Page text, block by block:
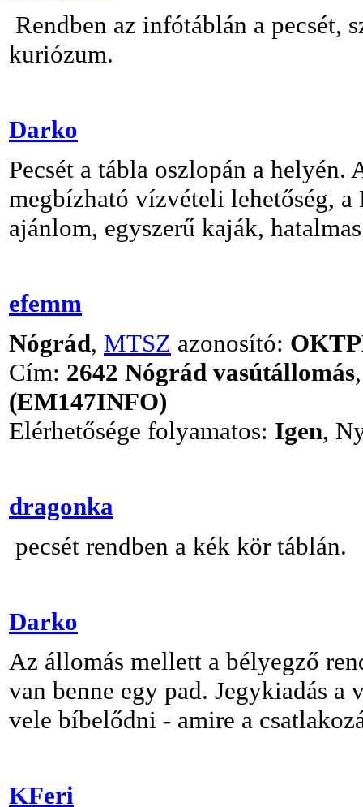
Rendben az infótáblán a pecsét,
kuriózum.
Darko
Pecsét a tábla oszlopán a helyén.
megbízható vízvételi lehetőség,
ajánlom, egyszerű kaják,
efemm
Nógrád, MTSZ azonosító:
Cím: 2642 Nógrád vasútállomás
(EM147INFO)
Elérhetősége folyamatos: Igen,
dragonka
pecsét rendben a kék kör táblán.
Darko
Az állomás mellett a bélyegző
van benne egy pad. Jegykiadás a
vele bíbelődni - amire a
KFeri